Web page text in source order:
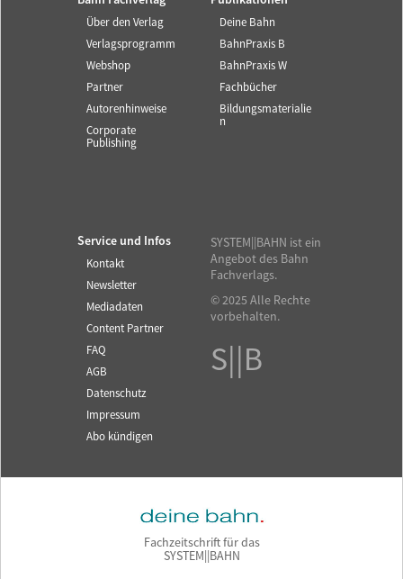
Über den Verlag
Verlagsprogramm
Webshop
Partner
Autorenhinweise
Corporate
Publishing
Deine Bahn
BahnPraxis B
BahnPraxis W
Fachbücher
Bildungsmaterialie
n
Service und Infos
Kontakt
Newsletter
Mediadaten
Content Partner
FAQ
AGB
Datenschutz
Impressum
Abo kündigen
SYSTEM||BAHN ist ein
Angebot des Bahn
Fachverlags.
© 2025 Alle Rechte
vorbehalten.
S||B
Fachzeitschrift für das
SYSTEM||BAHN